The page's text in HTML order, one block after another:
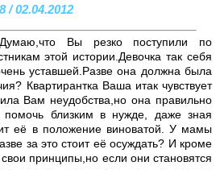
/ 02.04.2012
Вы резко поступили по
этой истории.Девочка так себя
уставшей.Разве она должна была
Квартирантка Ваша итак чувствует
Вам неудобства,но она правильно
помочь близким в нужде, даже зная
её в положение виноватой. У мамы
за это стоит её осуждать? И кроме
свои принципы,но если они становятся